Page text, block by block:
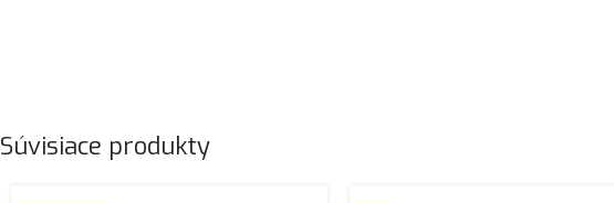
Súvisiace produkty